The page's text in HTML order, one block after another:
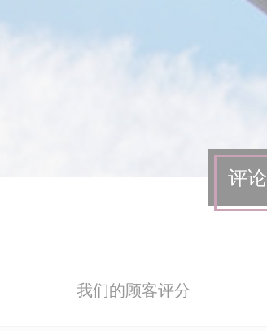
评论
我们的顾客评分